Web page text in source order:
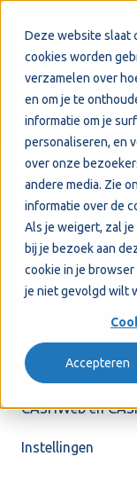
Deze website slaat
cookies worden
verzamelen over
en om je te
informatie om je
personaliseren, en
over onze
andere media. Zie
informatie over de
Als je weigert, zal
bij je bezoek aan
cookie in je
je niet gevolgd wilt
Accepteren
Welkom!
CASHWeb en
Instellingen